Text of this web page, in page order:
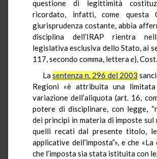
questione di legittimità
ricordato, infatti, come questa
giurisprudenza costante, abbia
disciplina dell’IRAP rientra
legislativa esclusiva dello Stato, ai
117, secondo comma, letterae), Cost.
Lasentenza n. 296 del 2003
Regioni «è attribuita una
variazione dell’aliquota (art. 16,
potere di disciplinare, con legge,
dei principi in materia di imposte
quelli recati dal presente titolo,
applicative dell’imposta”», e che
che l’imposta sia stata istituita con